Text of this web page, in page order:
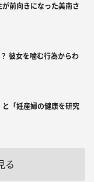
が前向きになった美南さ
彼女を噛む行為からわ
と「妊産婦の健康を研究
る